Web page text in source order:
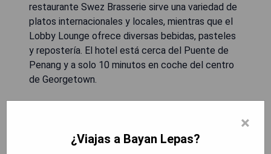
restaurante Swez Brasserie sirve una variedad de
platos internacionales y locales, mientras que el
Lobby Lounge ofrece diversas bebidas, pasteles
y repostería. El hotel está cerca del Puente de
Penang y a solo 10 minutos en coche del centro
de Georgetown.
- Spa disponible para los huéspedes.
×
¿Viajas a Bayan Lepas?